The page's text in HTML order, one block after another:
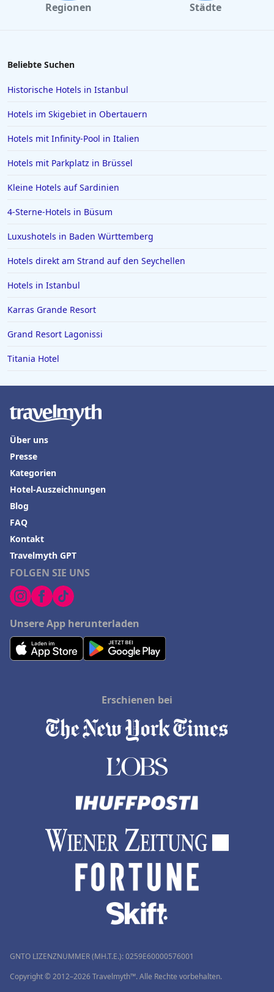
Regionen Städte
Beliebte Suchen
Historische Hotels in Istanbul
Hotels im Skigebiet in Obertauern
Hotels mit Infinity-Pool in Italien
Hotels mit Parkplatz in Brüssel
Kleine Hotels auf Sardinien
4-Sterne-Hotels in Büsum
Luxushotels in Baden Württemberg
Hotels direkt am Strand auf den Seychellen
Hotels in Istanbul
Karras Grande Resort
Grand Resort Lagonissi
Titania Hotel
FOLGEN SIE UNS
Unsere App herunterladen
Über uns
Presse
Kategorien
Hotel-Auszeichnungen
Blog
FAQ
Kontakt
Travelmyth GPT
Erschienen bei
GNTO LIZENZNUMMER (MH.T.E.): 0259Ε60000576001
Copyright © 2012–2026 Travelmyth™. Alle Rechte vorbehalten.